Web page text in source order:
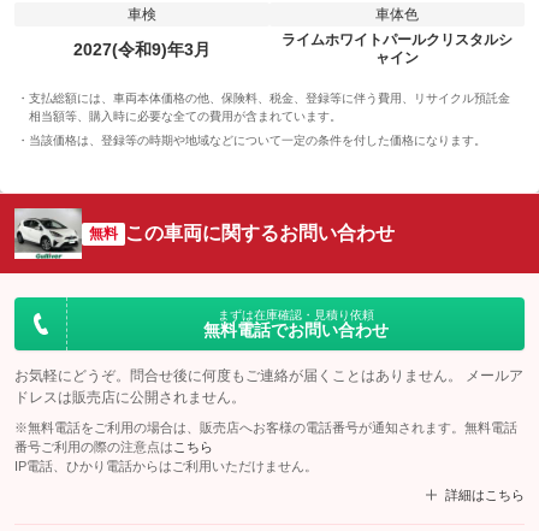
車検
2027(令和9)年3月
車体色
ライムホワイトパールクリスタルシ
ャイン
支払総額には、車両本体価格の他、保険料、税金、登録等に伴う費用、リサイクル預託金
相当額等、購入時に必要な全ての費用が含まれています。
当該価格は、登録等の時期や地域などについて一定の条件を付した価格になります。
無料 この車両に関するお問い合わせ
まずは在庫確認・見積り依頼
無料電話でお問い合わせ
お気軽にどうぞ。問合せ後に何度もご連絡が届くことはありません。 メールア
ドレスは販売店に公開されません。
※無料電話をご利用の場合は、販売店へお客様の電話番号が通知されます。無料電話
番号ご利用の際の注意点は こちら
IP電話、ひかり電話からはご利用いただけません。
詳細はこちら